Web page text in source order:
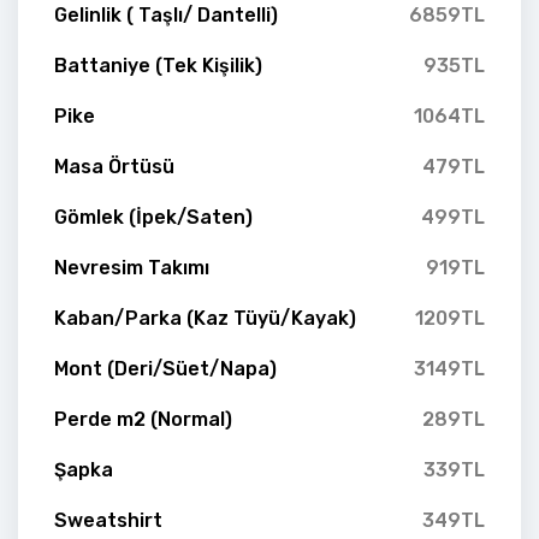
Gelinlik ( Taşlı/ Dantelli) 6859TL
Battaniye (Tek Kişilik) 935TL
Pike 1064TL
Masa Örtüsü 479TL
Gömlek (İpek/Saten) 499TL
Nevresim Takımı 919TL
Kaban/Parka (Kaz Tüyü/Kayak) 1209TL
Mont (Deri/Süet/Napa) 3149TL
Perde m2 (Normal) 289TL
Şapka 339TL
Sweatshirt 349TL